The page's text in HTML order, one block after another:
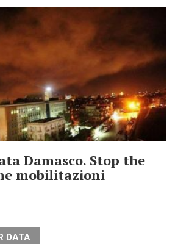
Damasco. Stop the
mobilitazioni
DATA